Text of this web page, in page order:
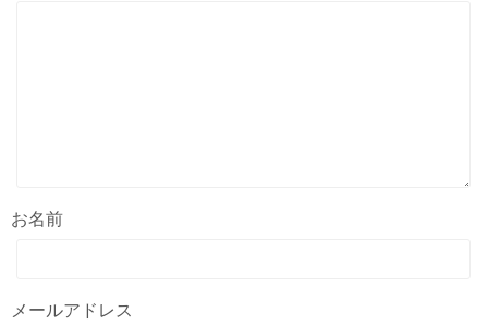
お名前
メールアドレス